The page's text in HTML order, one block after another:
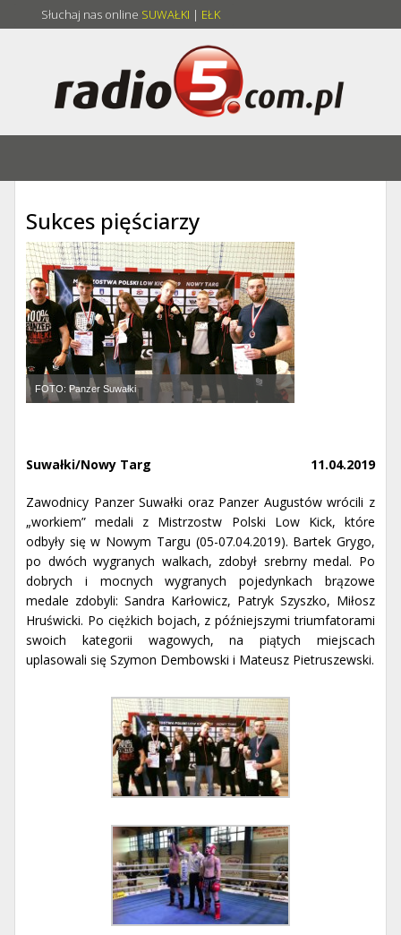
Słuchaj nas online SUWAŁKI | EŁK
Sukces pięściarzy
FOTO: Panzer Suwałki
11.04.2019
Suwałki/Nowy Targ
Zawodnicy Panzer Suwałki oraz Panzer Augustów wrócili z
„workiem” medali z Mistrzostw Polski Low Kick, które
odbyły się w Nowym Targu (05-07.04.2019). Bartek Grygo,
po dwóch wygranych walkach, zdobył srebrny medal. Po
dobrych i mocnych wygranych pojedynkach brązowe
medale zdobyli: Sandra Karłowicz, Patryk Szyszko, Miłosz
Hruświcki. Po ciężkich bojach, z późniejszymi triumfatorami
swoich kategorii wagowych, na piątych miejscach
uplasowali się Szymon Dembowski i Mateusz Pietruszewski.